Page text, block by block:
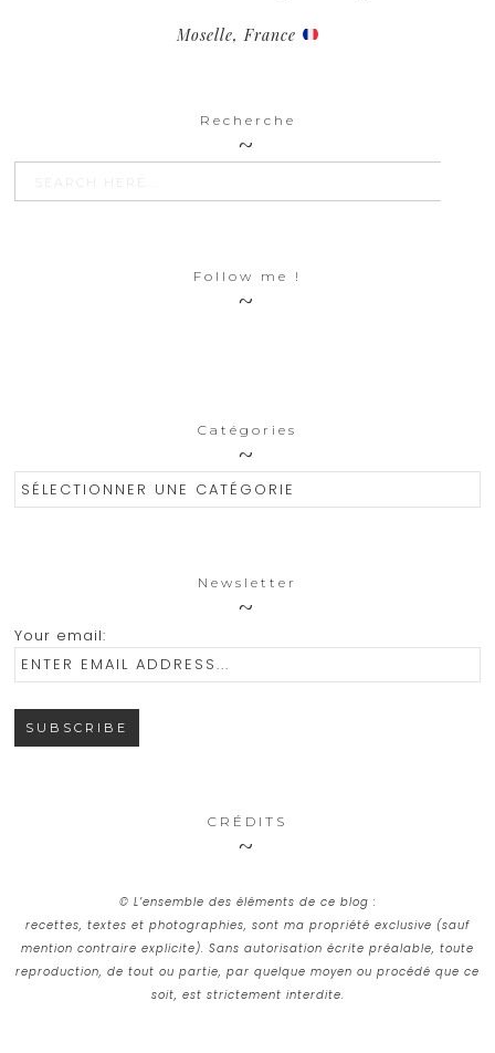
Moselle, France
Recherche
Search SEARCH
Follow me !
Catégories
Catégories
Newsletter
Your email:
CRÉDITS
© L’ensemble des éléments de ce blog :
recettes, textes et photographies, sont ma propriété exclusive (sauf
mention contraire explicite). Sans autorisation écrite préalable, toute
reproduction, de tout ou partie, par quelque moyen ou procédé que ce
soit, est strictement interdite.